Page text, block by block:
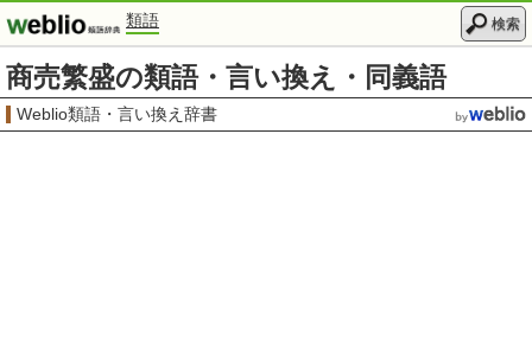
類語 検索
商売繁盛の類語・言い換え・同義語
Weblio類語・言い換え辞書